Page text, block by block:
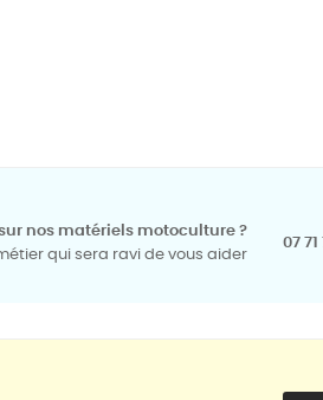
nos matériels motoculture ?
qui sera ravi de vous aider
07